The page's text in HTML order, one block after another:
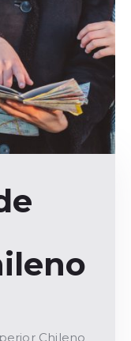
Chileno